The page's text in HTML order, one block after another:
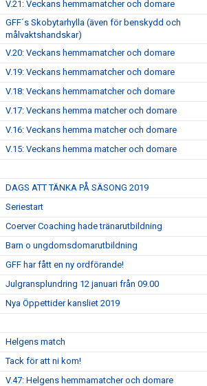
V.21: Veckans hemmamatcher och domare
GFF´s Skobytarhylla (även för benskydd och
målvaktshandskar)
V.20: Veckans hemmamatcher och domare
V.19: Veckans hemmamatcher och domare
V.18: Veckans hemmamatcher och domare
V.17: Veckans hemma matcher och domare
V.16: Veckans hemma matcher och domare
V.15: Veckans hemma matcher och domare
DAGS ATT TÄNKA PÅ SÄSONG 2019
Seriestart
Coerver Coaching hade tränarutbildning
Barn o ungdomsdomarutbildning
GFF har fått en ny ordförande!
Julgransplundring 12 januari från 09.00
Nya Öppettider kansliet 2019
Helgens match
Tack för att ni kom!
V.47: Helgens hemmamatcher och domare